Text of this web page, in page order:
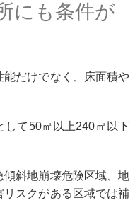
にも条件が
だけでなく、床面積や
して50㎡以上240㎡以下
傾斜地崩壊危険区域、地
スクがある区域では補